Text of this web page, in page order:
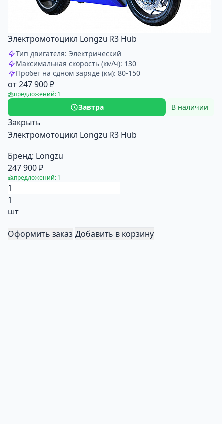
Электромотоцикл Longzu R3 Hub
Тип двигателя: Электрический
Максимальная скорость (км/ч): 130
Пробег на одном заряде (км): 80-150
от 247 900 ₽
предложений: 1
Завтра В наличии
Закрыть
Электромотоцикл Longzu R3 Hub
Бренд: Longzu
247 900 ₽
предложений: 1
1
шт
Оформить заказ Добавить в корзину